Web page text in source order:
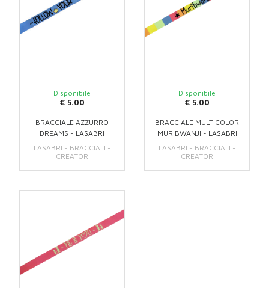
Disponibile
€ 5.00
BRACCIALE AZZURRO
DREAMS - LASABRI
LASABRI - BRACCIALI -
CREATOR
Disponibile
€ 5.00
BRACCIALE MULTICOLOR
MURIBWANJI - LASABRI
LASABRI - BRACCIALI -
CREATOR